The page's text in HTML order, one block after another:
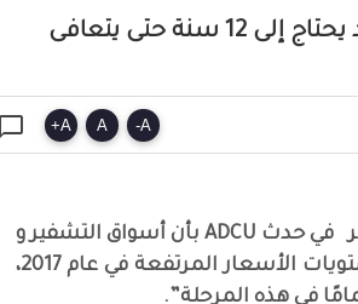
حتى يتعافى
 A
-
A
A
+
“تشارلز هوسكينسون” مؤسس الكاردانو (Cardano) ذكر في حدث ADCU بأن أسواق التشفير و
العملات الرقمية تحتاج إلى أكثر من عقد لاستعادة مستويات الأسعار المرتفعة في عام 2017،
في هذه المرحلة”.